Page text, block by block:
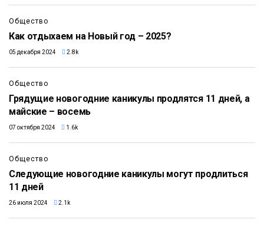
Общество
Как отдыхаем на Новый год – 2025?
05 декабря 2024 2.8k
Общество
Грядущие новогодние каникулы продлятся 11 дней, а
майские – восемь
07 октября 2024 1.6k
Общество
Следующие новогодние каникулы могут продлиться
11 дней
26 июля 2024 2.1k